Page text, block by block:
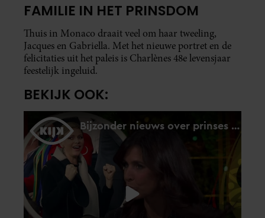
FAMILIE IN HET PRINSDOM
Thuis in Monaco draait veel om haar tweeling,
Jacques en Gabriella. Met het nieuwe portret en de
felicitaties uit het paleis is Charlènes 48e levensjaar
feestelijk ingeluid.
BEKIJK OOK: